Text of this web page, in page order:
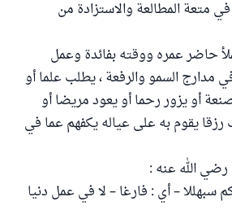
متعة المطالعة والاستزادة من
حاضر عمره ووقته بفائدة وعمل
مدارج السمو والرفعة ، يطلب علما أو
أو يزور رحما أو يعود مريضا أو
يقوم به على عياله يكفهم عما في
الله عنه :
سبهللا – أي : فارغا – لا في عمل دنيا